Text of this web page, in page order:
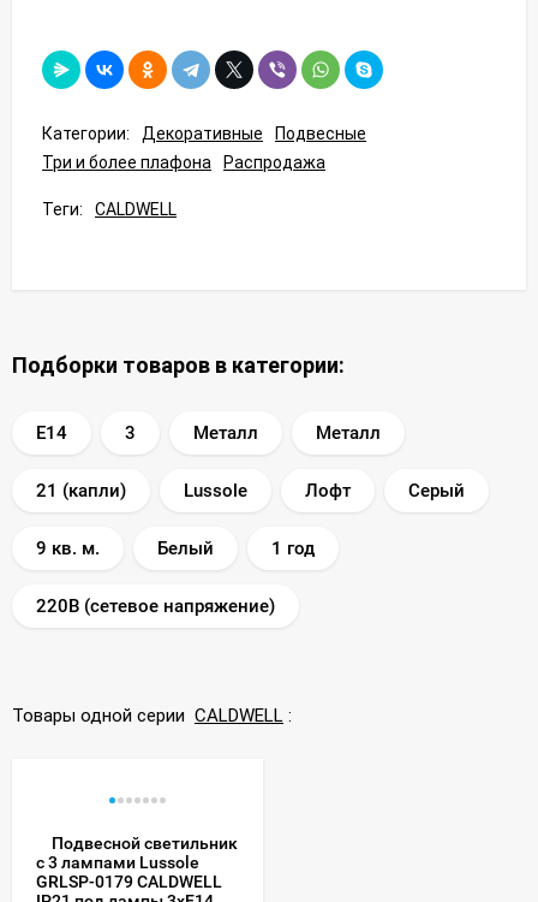
Категории: Декоративные
Подвесные
Три и более плафона
Распродажа
Теги: CALDWELL
Подборки товаров в категории:
E14 3 Металл Металл
21 (капли) Lussole Лофт Серый
9 кв. м. Белый 1 год
220В (сетевое напряжение)
Товары одной серии CALDWELL :
Подвесной светильник
с 3 лампами Lussole
GRLSP-0179 CALDWELL